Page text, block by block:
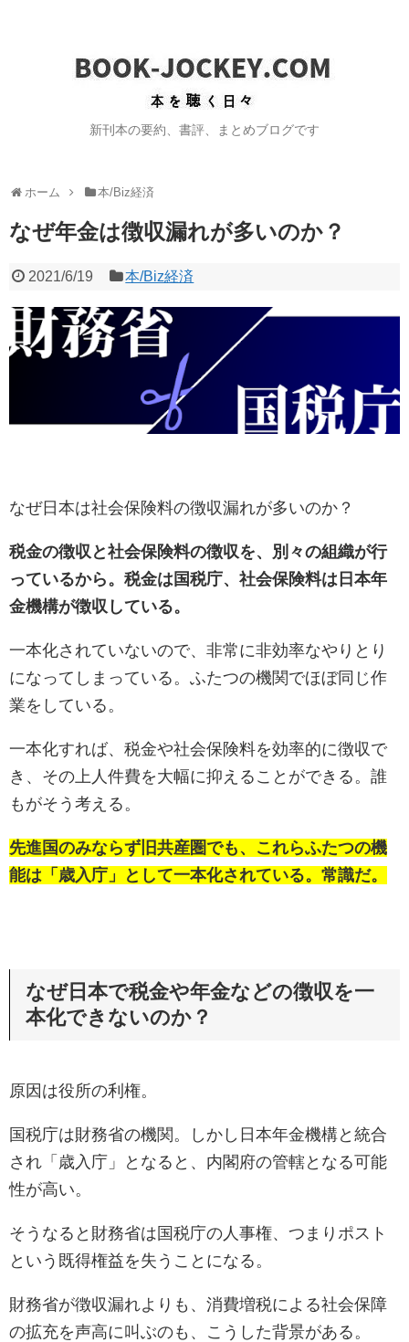
新刊本の要約、書評、まとめブログです
ホーム 本/Biz経済
なぜ年金は徴収漏れが多いのか？
2021/6/19 本/Biz経済
なぜ日本は社会保険料の徴収漏れが多いのか？
税金の徴収と社会保険料の徴収を、別々の組織が行
っているから。税金は国税庁、社会保険料は日本年
金機構が徴収している。
一本化されていないので、非常に非効率なやりとり
になってしまっている。ふたつの機関でほぼ同じ作
業をしている。
一本化すれば、税金や社会保険料を効率的に徴収で
き、その上人件費を大幅に抑えることができる。誰
もがそう考える。
先進国のみならず旧共産圏でも、これらふたつの機
能は「歳入庁」として一本化されている。常識だ。
なぜ日本で税金や年金などの徴収を一
本化できないのか？
原因は役所の利権。
国税庁は財務省の機関。しかし日本年金機構と統合
され「歳入庁」となると、内閣府の管轄となる可能
性が高い。
そうなると財務省は国税庁の人事権、つまりポスト
という既得権益を失うことになる。
財務省が徴収漏れよりも、消費増税による社会保障
の拡充を声高に叫ぶのも、こうした背景がある。